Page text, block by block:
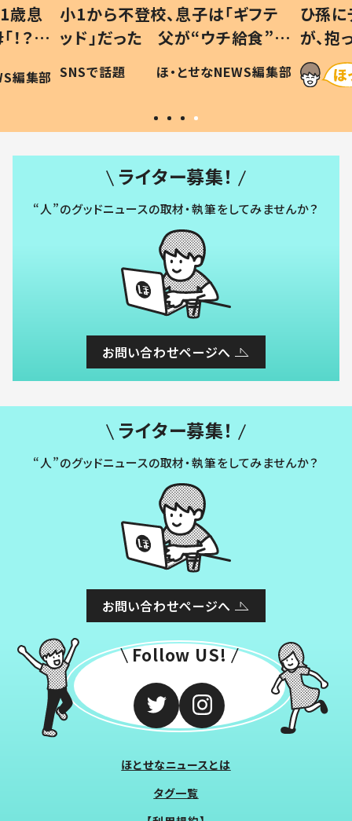
歳息
？」
編集部
小1から不登校、息子は「ギフテ
ッド」だった 父が“ウチ給食”を
作り続ける理由とは #令和の親
#令和の子
SNSで話題 ほ・とせなNEWS編集部
ひ孫
が、
「涙が
い」
ライター募集！
“人”のグッドニュースの取材・執筆をしてみませんか？
お問い合わせページへ
ライター募集！
“人”のグッドニュースの取材・執筆をしてみませんか？
お問い合わせページへ
Follow US!
ほとせなニュースとは
タグ一覧